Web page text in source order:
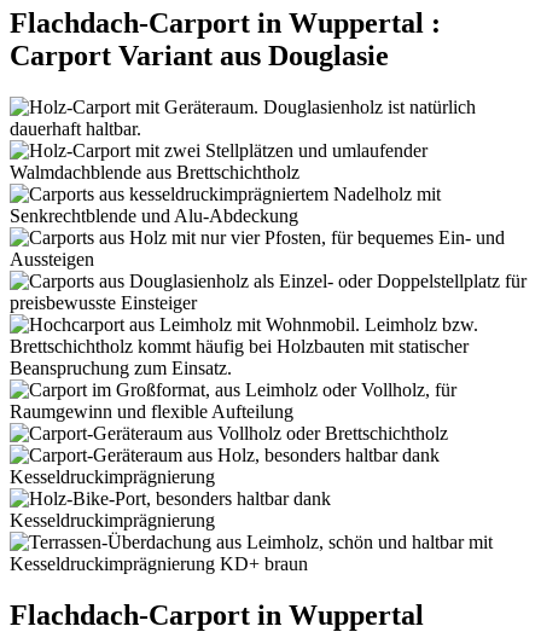
Flachdach-Carport in Wuppertal :
Carport Variant aus Douglasie
Flachdach-Carport in Wuppertal